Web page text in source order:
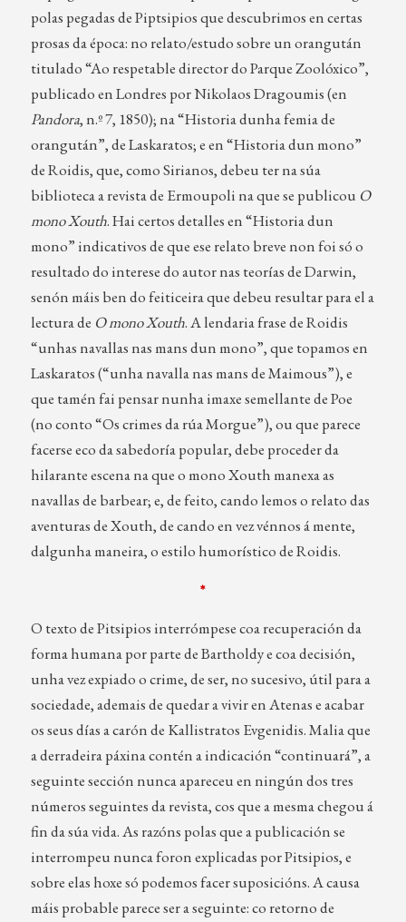
polas pegadas de Piptsipios que descubrimos en certas
prosas da época: no relato/estudo sobre un orangután
titulado “Ao respetable director do Parque Zoolóxico”,
publicado en Londres por Nikolaos Dragoumis (en
Pandora, n.º 7, 1850); na “Historia dunha femia de
orangután”, de Laskaratos; e en “Historia dun mono”
de Roidis, que, como Sirianos, debeu ter na súa
biblioteca a revista de Ermoupoli na que se publicou O
mono Xouth. Hai certos detalles en “Historia dun
mono” indicativos de que ese relato breve non foi só o
resultado do interese do autor nas teorías de Darwin,
senón máis ben do feiticeira que debeu resultar para el a
lectura de O mono Xouth. A lendaria frase de Roidis
“unhas navallas nas mans dun mono”, que topamos en
Laskaratos (“unha navalla nas mans de Maimous”), e
que tamén fai pensar nunha imaxe semellante de Poe
(no conto “Os crimes da rúa Morgue”), ou que parece
facerse eco da sabedoría popular, debe proceder da
hilarante escena na que o mono Xouth manexa as
navallas de barbear; e, de feito, cando lemos o relato das
aventuras de Xouth, de cando en vez vénnos á mente,
dalgunha maneira, o estilo humorístico de Roidis.
*
O texto de Pitsipios interrómpese coa recuperación da
forma humana por parte de Bartholdy e coa decisión,
unha vez expiado o crime, de ser, no sucesivo, útil para a
sociedade, ademais de quedar a vivir en Atenas e acabar
os seus días a carón de Kallistratos Evgenidis. Malia que
a derradeira páxina contén a indicación “continuará”, a
seguinte sección nunca apareceu en ningún dos tres
números seguintes da revista, cos que a mesma chegou á
fin da súa vida. As razóns polas que a publicación se
interrompeu nunca foron explicadas por Pitsipios, e
sobre elas hoxe só podemos facer suposicións. A causa
máis probable parece ser a seguinte: co retorno de